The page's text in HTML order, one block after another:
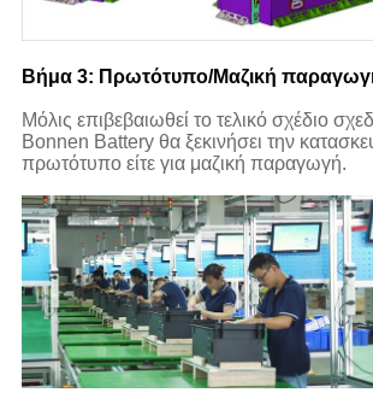
Βήμα 3: Πρωτότυπο/Μαζική
Μόλις επιβεβαιωθεί το τελικό σχέδιο
Bonnen Battery θα ξεκινήσει την
πρωτότυπο είτε για μαζική παραγωγή.